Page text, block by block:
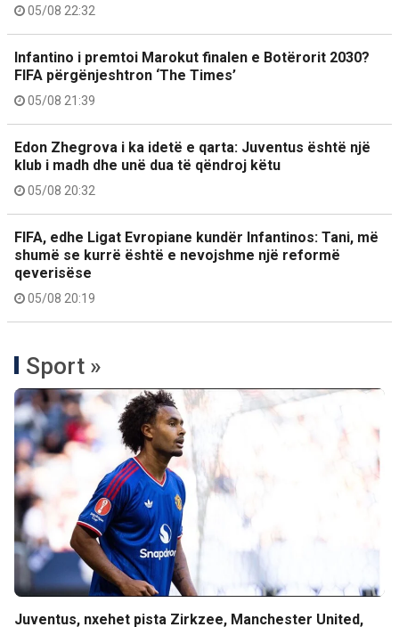
05/08 22:32
Infantino i premtoi Marokut finalen e Botërorit 2030?
FIFA përgënjeshtron ‘The Times’
05/08 21:39
Edon Zhegrova i ka idetë e qarta: Juventus është një
klub i madh dhe unë dua të qëndroj këtu
05/08 20:32
FIFA, edhe Ligat Evropiane kundër Infantinos: Tani, më
shumë se kurrë është e nevojshme një reformë
qeverisëse
05/08 20:19
Sport »
Juventus, nxehet pista Zirkzee, Manchester United,